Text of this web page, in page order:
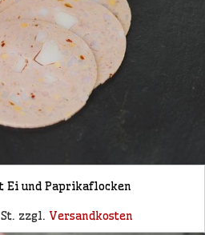
Ei und Paprikaflocken
zzgl. Versandkosten